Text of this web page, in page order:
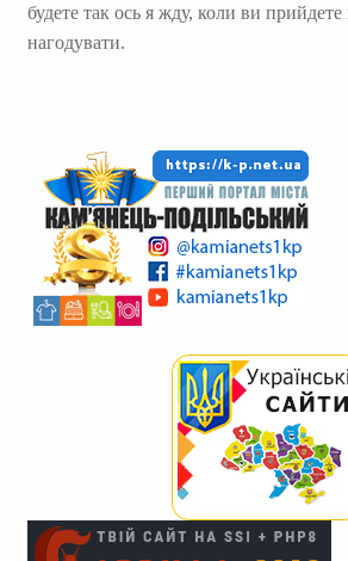
будете так ось я жду, коли ви прийдете
нагодувати.